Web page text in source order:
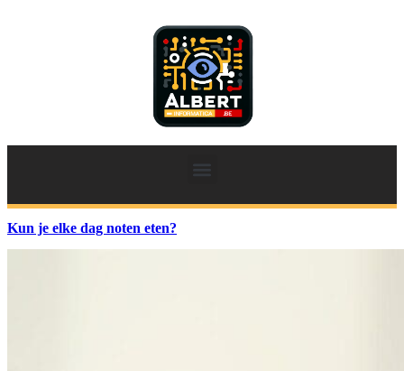
Kun je elke dag noten eten?